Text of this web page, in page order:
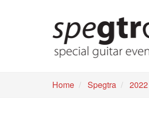
Home Spegtra 2022